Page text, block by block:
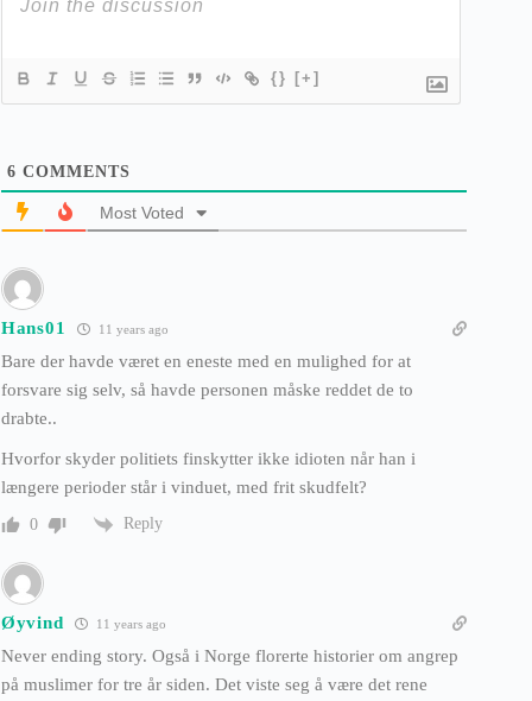
{} [+]
6 COMMENTS
Most Voted
Hans01 11 years ago
Bare der havde været en eneste med en mulighed for at
forsvare sig selv, så havde personen måske reddet de to
drabte..
Hvorfor skyder politiets finskytter ikke idioten når han i
længere perioder står i vinduet, med frit skudfelt?
0 Reply
Øyvind 11 years ago
Never ending story. Også i Norge florerte historier om angrep
på muslimer for tre år siden. Det viste seg å være det rene